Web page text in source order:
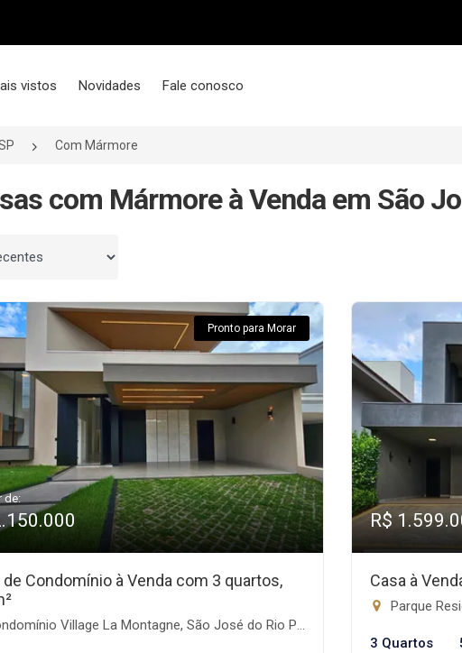
vistos Novidades Fale conosco
Com Mármore
com Mármore à Venda em São
Pronto para Morar
de:
de Condomínio à Venda com 3 quartos,
Village La Montagne, São José do Rio Preto-SP
R$
Casa à
Parque
3 Quartos